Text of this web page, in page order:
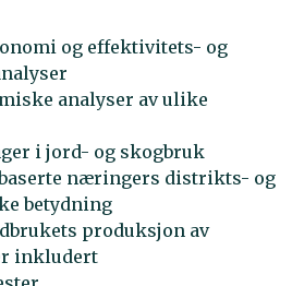
og effektivitets- og
analyser av ulike
i jord- og skogbruk
næringers distrikts- og
betydning
produksjon av
inkludert